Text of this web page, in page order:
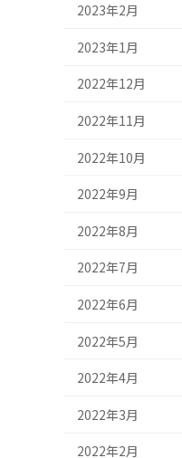
2023年2月
2023年1月
2022年12月
2022年11月
2022年10月
2022年9月
2022年8月
2022年7月
2022年6月
2022年5月
2022年4月
2022年3月
2022年2月